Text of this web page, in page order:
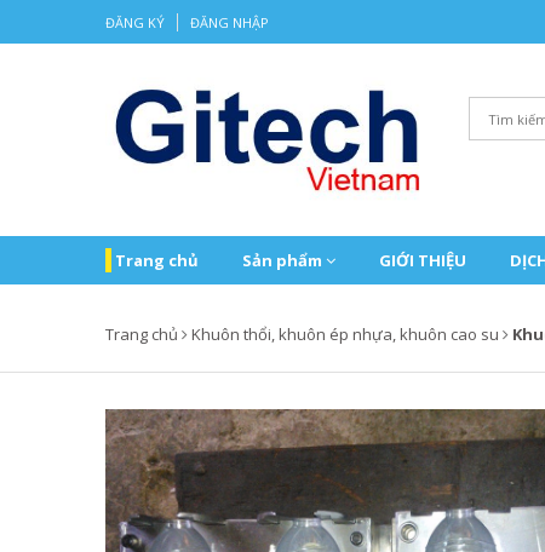
ĐĂNG KÝ ĐĂNG NHẬP
Trang chủ Sản phẩm GIỚI THIỆU
Trang chủ Khuôn thổi, khuôn ép nhựa, khuôn cao su